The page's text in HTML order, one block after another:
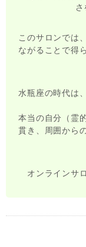
このサロンでは
ながることで得
水瓶座の時代は
本当の自分（霊
貫き、周囲から
オンラインサ